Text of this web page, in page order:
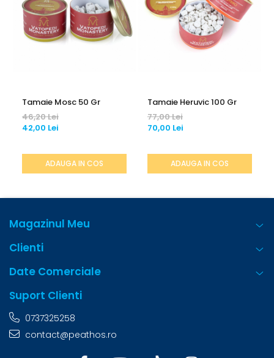
sustine starea de liniste interioara si concentrare
ideala pentru binecuvantarea si parfumarea spatiului
parfum sacru, cald, cu persistenta buna
Tamaie Mosc 50 Gr
46,20 Lei
42,00 Lei
ADAUGA IN COS
Tamaie Heruvic 100 Gr
77,00 Lei
70,00 Lei
ADAUGA IN COS
Magazinul Meu
Clienti
Date Comerciale
Suport Clienti
0737325258
contact@peathos.ro